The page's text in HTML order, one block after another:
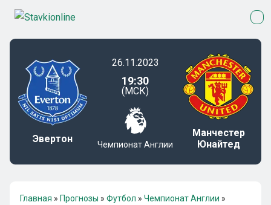
Эвертон
26.11.2023
19:30
(МСК)
Чемпионат Англии
Манчестер
Юнайтед
Главная » Прогнозы » Футбол » Чемпионат Англии »